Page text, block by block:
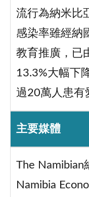
流行為納米比
感染率雖經納
教育推廣，已
13.3%大幅下
過20萬人患有
主要媒體
The Namibian
Namibia